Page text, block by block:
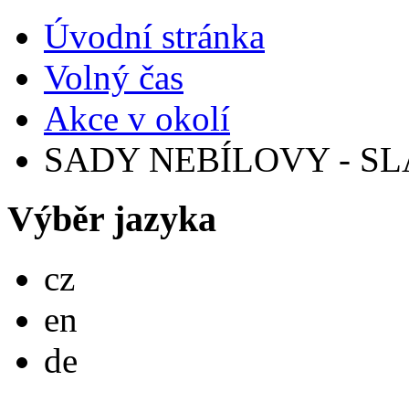
Úvodní stránka
Volný čas
Akce v okolí
SADY NEBÍLOVY -
Výběr jazyka
cz
en
de